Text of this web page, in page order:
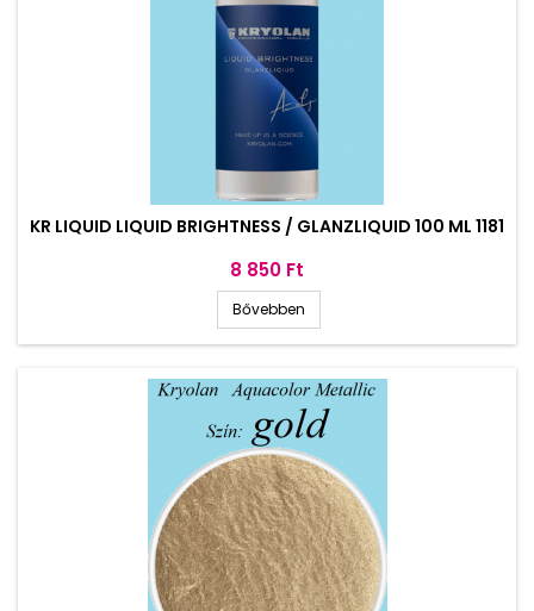
KR LIQUID LIQUID BRIGHTNESS / GLANZLIQUID 100 ML 1181
Ár
8 850 Ft
Bővebben